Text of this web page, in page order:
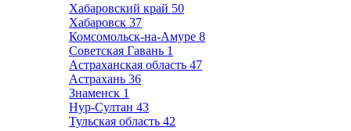
Хабаровский край 50
Хабаровск 37
Комсомольск-на-Амуре 8
Советская Гавань 1
Астраханская область 47
Астрахань 36
Знаменск 1
Нур-Султан 43
Тульская область 42